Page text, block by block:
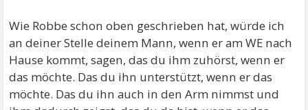
Wie Robbe schon oben geschrieben hat, würde ich
an deiner Stelle deinem Mann, wenn er am WE nach
Hause kommt, sagen, das du ihm zuhörst, wenn er
das möchte. Das du ihn unterstützt, wenn er das
möchte. Das du ihn auch in den Arm nimmst und